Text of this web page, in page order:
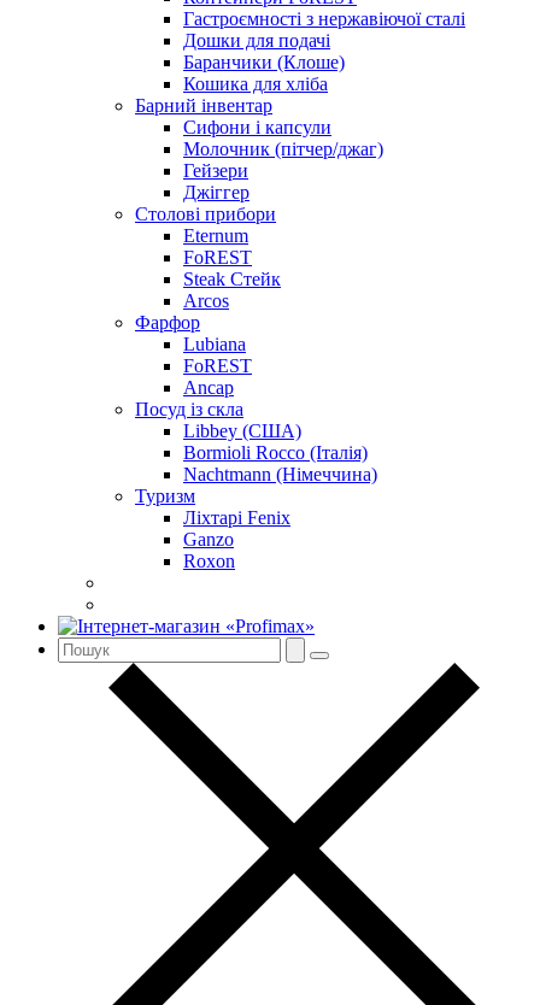
Гастроємності з нержавіючої сталі
Дошки для подачі
Баранчики (Клоше)
Кошика для хліба
Барний інвентар
Сифони і капсули
Молочник (пітчер/джаг)
Гейзери
Джіггер
Столові прибори
Eternum
FoREST
Steak Стейк
Arcos
Фарфор
Lubiana
FoREST
Ancap
Посуд із скла
Libbey (США)
Bormioli Rocco (Італія)
Nachtmann (Німеччина)
Туризм
Ліхтарі Fenix
Ganzo
Roxon